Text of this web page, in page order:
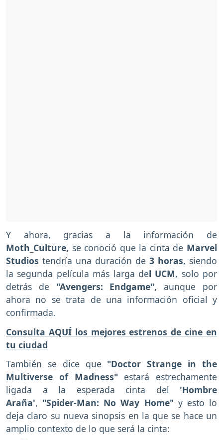
Y ahora, gracias a la información de
Moth_Culture, se conoció que la cinta de Marvel
Studios tendría una duración de 3 horas, siendo
la segunda película más larga del UCM, solo por
detrás de "Avengers: Endgame",aunque por
ahora no se trata de una información oficial y
confirmada.
Consulta AQUÍ los mejores estrenos de cine en
tu ciudad
También se dice que "Doctor Strange in the
Multiverse of Madness" estará estrechamente
ligada a la esperada cinta del 'Hombre
Araña', "Spider-Man: No Way Home" y esto lo
deja claro su nueva sinopsis en la que se hace un
amplio contexto de lo que será la cinta: